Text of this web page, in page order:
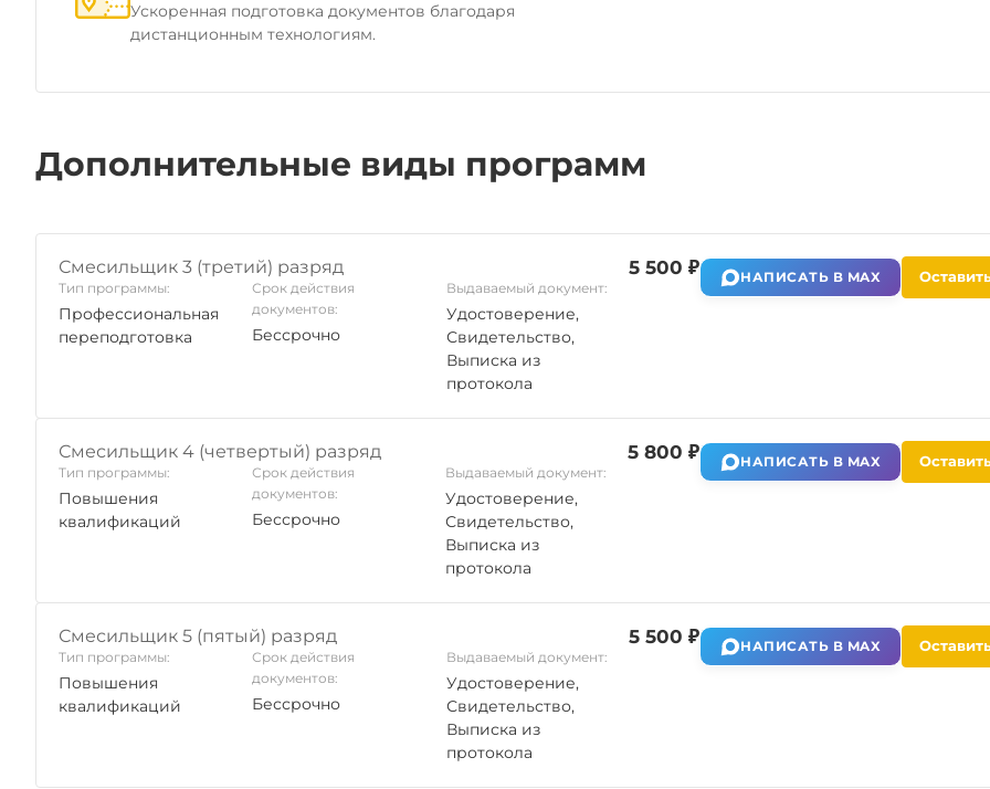
Ускоренная подготовка документов благодаря
дистанционным технологиям.
Дополнительные виды программ
Смесильщик 3 (третий) разряд
Тип программы:
Профессиональная
переподготовка
Срок действия
документов:
Бессрочно
Выдаваемый документ:
Удостоверение,
Свидетельство,
Выписка из
протокола
5 500 ₽ НАПИСАТЬ В MAX
Смесильщик 4 (четвертый) разряд
Тип программы:
Повышения
квалификаций
Срок действия
документов:
Бессрочно
Выдаваемый документ:
Удостоверение,
Свидетельство,
Выписка из
протокола
5 800 ₽ НАПИСАТЬ В MAX
Смесильщик 5 (пятый) разряд
Тип программы:
Повышения
квалификаций
Срок действия
документов:
Бессрочно
Выдаваемый документ:
Удостоверение,
Свидетельство,
Выписка из
протокола
5 500 ₽ НАПИСАТЬ В MAX